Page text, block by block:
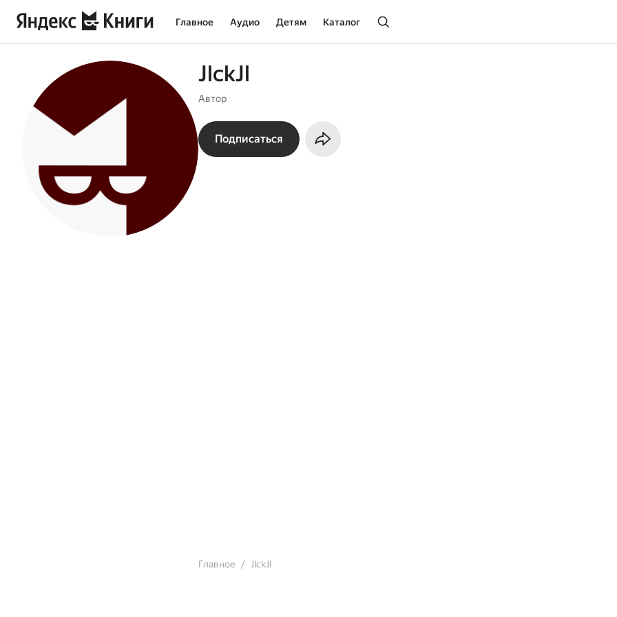
Главное Аудио Детям Каталог
JlckJl
Автор
Подписаться
Главное JlckJl